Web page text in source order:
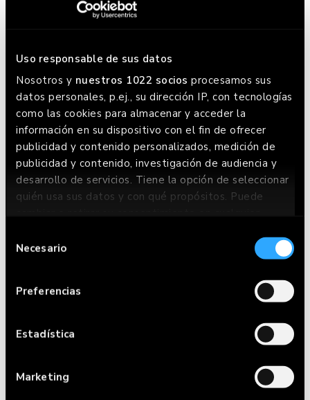
Uso responsable de sus datos
Nosotros y nuestros 1022 socios procesamos sus
datos personales, p.ej., su dirección IP, con tecnologías
como las cookies para almacenar y acceder la
información en su dispositivo con el fin de ofrecer
publicidad y contenido personalizados, medición de
publicidad y contenido, investigación de audiencia y
desarrollo de servicios. Tiene la opción de seleccionar
quién usa sus datos y con qué propósitos. Puede
en el Menú de consentimiento.
Recopilar información sobre su ubicación
varios metros
específicas (huellas digitales)
deNecesario
Preferencias
Estadística
Marketing
Google donde siempre lo tenemos actualizado.
CARTA
RESERVAR
FRIENDS WITH